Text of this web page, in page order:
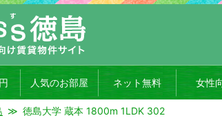
人気のお部屋 ネット無料 女性
徳島大学 蔵本 1800m 1LDK 302